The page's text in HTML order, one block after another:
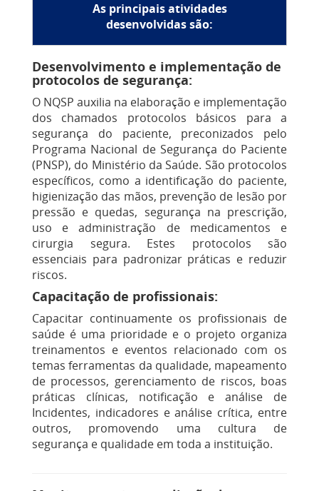
As principais atividades
desenvolvidas são:
Desenvolvimento e implementação de
protocolos de segurança:
O NQSP auxilia na elaboração e implementação
dos chamados protocolos básicos para a
segurança do paciente, preconizados pelo
Programa Nacional de Segurança do Paciente
(PNSP), do Ministério da Saúde. São protocolos
específicos, como a identificação do paciente,
higienização das mãos, prevenção de lesão por
pressão e quedas, segurança na prescrição,
uso e administração de medicamentos e
cirurgia segura. Estes protocolos são
essenciais para padronizar práticas e reduzir
riscos​.
Capacitação de profissionais:
Capacitar continuamente os profissionais de
saúde é uma prioridade e o projeto organiza
treinamentos e eventos relacionado com os
temas ferramentas da qualidade, mapeamento
de processos, gerenciamento de riscos, boas
práticas clínicas, notificação e análise de
Incidentes, indicadores e análise crítica, entre
outros, promovendo uma cultura de
segurança e qualidade em toda a instituição​.